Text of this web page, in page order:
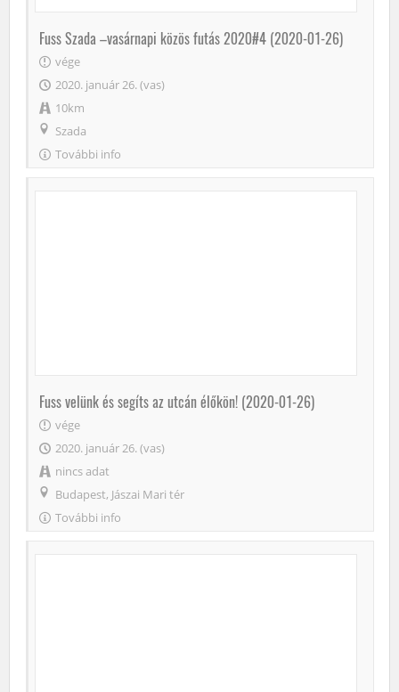
Fuss Szada –vasárnapi közös futás 2020#4 (2020-01-26)
vége
2020. január 26. (vas)
10km
Szada
További info
Fuss velünk és segíts az utcán élőkön! (2020-01-26)
vége
2020. január 26. (vas)
nincs adat
Budapest, Jászai Mari tér
További info